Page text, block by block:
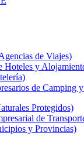
de Viajes)
y
de Camping
Protegidos)
de
y Provincias)